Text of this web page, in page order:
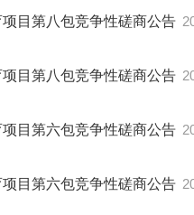
目第八包竞争性磋商公告
目第八包竞争性磋商公告
目第六包竞争性磋商公告
目第六包竞争性磋商公告